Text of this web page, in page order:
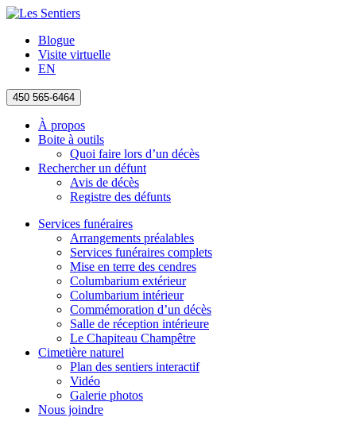
Blogue
Visite virtuelle
EN
450 565-6464
À propos
Boite à outils
Quoi faire lors d’un décès
Rechercher un défunt
Avis de décès
Registre des défunts
Services funéraires
Arrangements préalables
Services funéraires complets
Mise en terre des cendres
Columbarium extérieur
Columbarium intérieur
Commémoration d’un décès
Salle de réception intérieure
Le Chapiteau Champêtre
Cimetière naturel
Plan des sentiers interactif
Vidéo
Galerie photos
Nous joindre